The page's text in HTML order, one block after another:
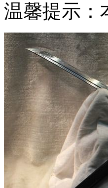
温馨提示：